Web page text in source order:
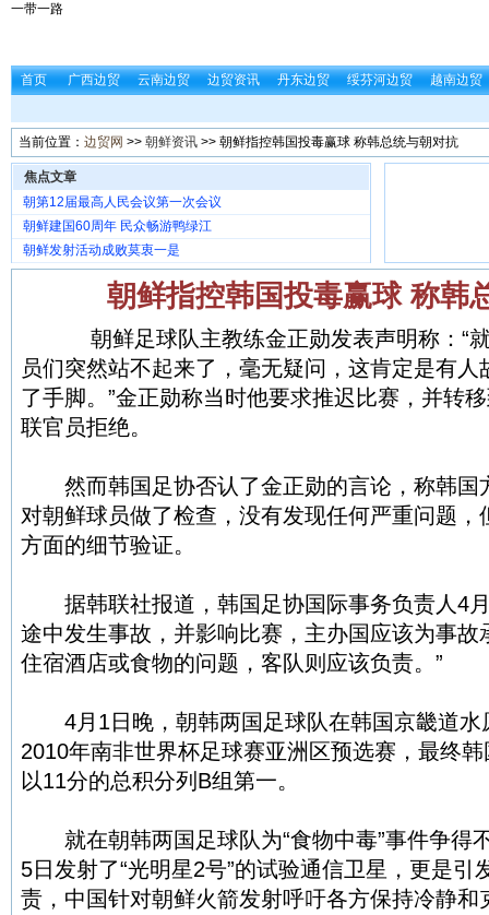
一带一路
首页 广西边贸 云南边贸 边贸资讯 丹东边贸 绥芬河边贸 越南边贸
当前位置： 边贸网 >> 朝鲜资讯 >> 朝鲜指控韩国投毒赢球 称韩总统与朝对抗
焦点文章
朝第12届最高人民会议第一次会议
朝鲜建国60周年 民众畅游鸭绿江
朝鲜发射活动成败莫衷一是
朝鲜指控韩国投毒赢球 称韩
朝鲜足球队主教练金正勋发表声明称：“
员们突然站不起来了，毫无疑问，这肯定是有
了手脚。”金正勋称当时他要求推迟比赛，并转
联官员拒绝。
然而韩国足协否认了金正勋的言论，称韩国
对朝鲜球员做了检查，没有发现任何严重问题
方面的细节验证。
据韩联社报道，韩国足协国际事务负责人4月
途中发生事故，并影响比赛，主办国应该为事故
住宿酒店或食物的问题，客队则应该负责。”
4月1日晚，朝韩两国足球队在韩国京畿道水
2010年南非世界杯足球赛亚洲区预选赛，最终
以11分的总积分列B组第一。
就在朝韩两国足球队为“食物中毒”事件争得
5日发射了“光明星2号”的试验通信卫星，更是引
责，中国针对朝鲜火箭发射呼吁各方保持冷静和